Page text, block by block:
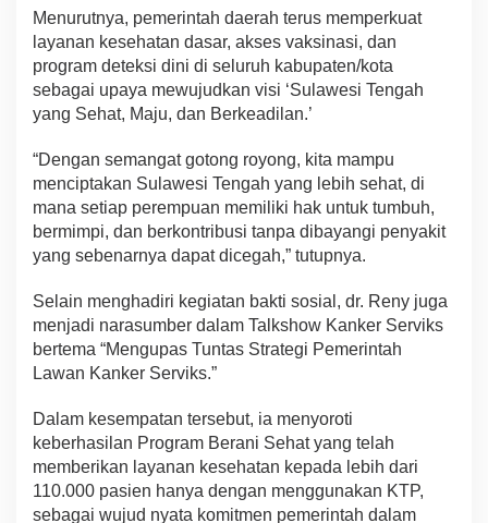
Menurutnya, pemerintah daerah terus memperkuat
layanan kesehatan dasar, akses vaksinasi, dan
program deteksi dini di seluruh kabupaten/kota
sebagai upaya mewujudkan visi ‘Sulawesi Tengah
yang Sehat, Maju, dan Berkeadilan.’
“Dengan semangat gotong royong, kita mampu
menciptakan Sulawesi Tengah yang lebih sehat, di
mana setiap perempuan memiliki hak untuk tumbuh,
bermimpi, dan berkontribusi tanpa dibayangi penyakit
yang sebenarnya dapat dicegah,” tutupnya.
Selain menghadiri kegiatan bakti sosial, dr. Reny juga
menjadi narasumber dalam Talkshow Kanker Serviks
bertema “Mengupas Tuntas Strategi Pemerintah
Lawan Kanker Serviks.”
Dalam kesempatan tersebut, ia menyoroti
keberhasilan Program Berani Sehat yang telah
memberikan layanan kesehatan kepada lebih dari
110.000 pasien hanya dengan menggunakan KTP,
sebagai wujud nyata komitmen pemerintah dalam